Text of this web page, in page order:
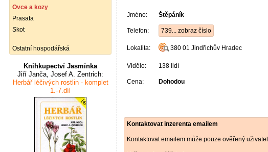
Ovce a kozy
Prasata
Skot
Ostatní hospodářská
Knihkupectví Jasmínka
Jiří Janča, Josef A. Zentrich:
Herbář léčivých rostlin - komplet
1.-7.díl
Jméno: Štěpáník
Telefon: 739... zobraz číslo
Lokalita: 380 01 Jindřichův Hradec
Vidělo: 138 lidí
Cena: Dohodou
Kontaktovat inzerenta emailem
Kontaktovat emailem může pouze ověřený uživatel.